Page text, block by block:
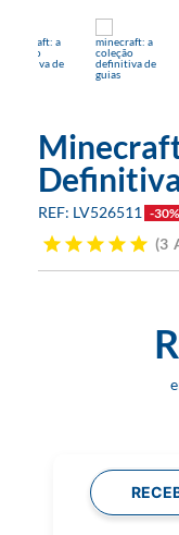
LV526511 -
3